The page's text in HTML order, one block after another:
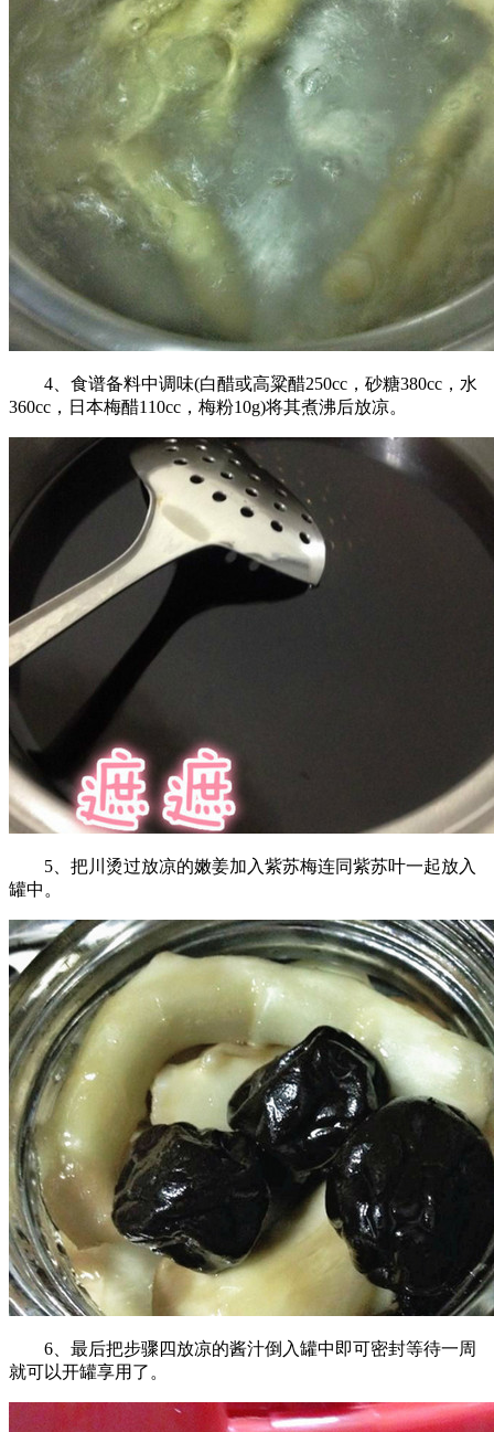
4、食谱备料中调味(白醋或高粱醋250cc，砂糖380cc，水
360cc，日本梅醋110cc，梅粉10g)将其煮沸后放凉。
5、把川烫过放凉的嫩姜加入紫苏梅连同紫苏叶一起放入
罐中。
6、最后把步骤四放凉的酱汁倒入罐中即可密封等待一周
就可以开罐享用了。